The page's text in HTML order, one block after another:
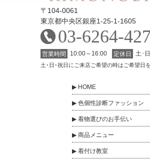
〒104-0061
東京都中央区銀座1-25-1-1605
03-6264-
営業時間 10:00～16:00 定休日 土･
土･日･祝日にご来店ご希望の時はご希望日
HOME
色個性診断ファッション
着物選びのお手伝い
商品メニュー
着付け教室